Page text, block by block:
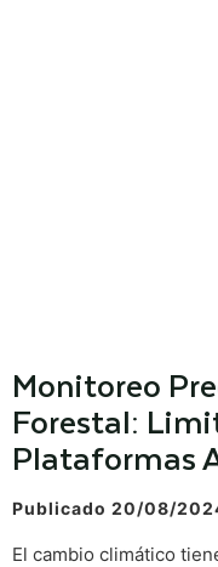
Monitoreo
Forestal:
Plataformas
Publicado 20/08/
El cambio climático